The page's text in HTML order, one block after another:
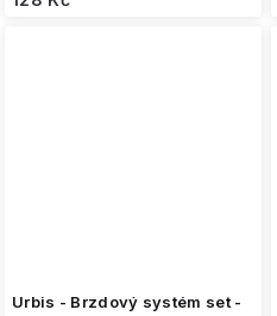
Urbis - Brzdový systém set -